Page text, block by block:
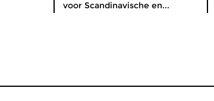
voor Scandinavische en...